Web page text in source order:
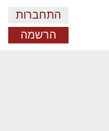
התחברות
הרשמה